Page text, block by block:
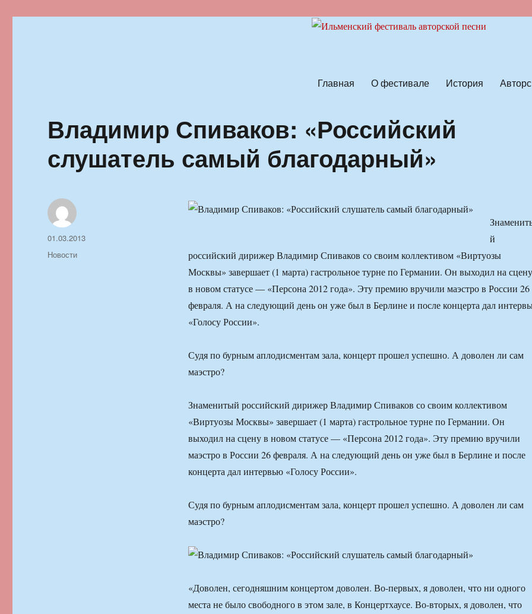
Главная О фестивале История
Владимир Спиваков: «Российский
слушатель самый благодарный»
й
российский дирижер Владимир Спиваков со своим коллективом «Виртуозы
Москвы» завершает (1 марта) гастрольное турне по Германии. Он выходил на сцену
в новом статусе — «Персона 2012 года». Эту премию вручили маэстро в России 26
февраля. А на следующий день он уже был в Берлине и после концерта дал
«Голосу России».
Судя по бурным аплодисментам зала, концерт прошел успешно. А доволен ли сам
маэстро?
Знаменитый российский дирижер Владимир Спиваков со своим коллективом
«Виртуозы Москвы» завершает (1 марта) гастрольное турне по Германии. Он
выходил на сцену в новом статусе — «Персона 2012 года». Эту премию вручили
маэстро в России 26 февраля. А на следующий день он уже был в Берлине и после
концерта дал интервью «Голосу России».
Судя по бурным аплодисментам зала, концерт прошел успешно. А доволен ли сам
маэстро?
«Доволен, сегодняшним концертом доволен. Во-первых, я доволен, что ни одного
места не было свободного в этом зале, в Концертхаусе. Во-вторых, я доволен, что
Автор
Опубликовано
01.03.2013
Рубрики
Новости